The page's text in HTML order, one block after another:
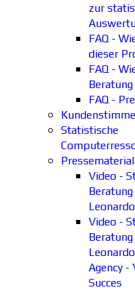
zur
FAQ -
dieser
FAQ -
FAQ -
Statistische
Pressematerial
Video -
Video -
Agency -
Succes